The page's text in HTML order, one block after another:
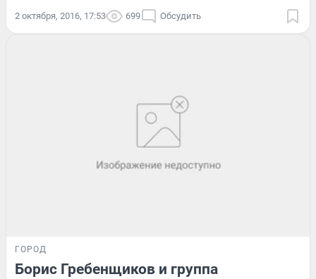
2 октября, 2016, 17:53 699 Обсудить
ГОРОД
Борис Гребенщиков и группа